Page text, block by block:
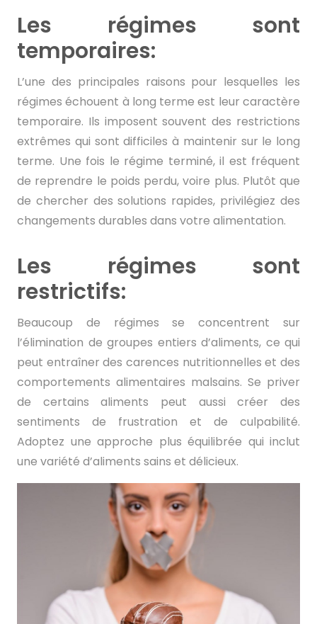
Les régimes sont
temporaires:
L’une des principales raisons pour lesquelles les
régimes échouent à long terme est leur caractère
temporaire. Ils imposent souvent des restrictions
extrêmes qui sont difficiles à maintenir sur le long
terme. Une fois le régime terminé, il est fréquent
de reprendre le poids perdu, voire plus. Plutôt que
de chercher des solutions rapides, privilégiez des
changements durables dans votre alimentation.
Les régimes sont
restrictifs:
Beaucoup de régimes se concentrent sur
l’élimination de groupes entiers d’aliments, ce qui
peut entraîner des carences nutritionnelles et des
comportements alimentaires malsains. Se priver
de certains aliments peut aussi créer des
sentiments de frustration et de culpabilité.
Adoptez une approche plus équilibrée qui inclut
une variété d’aliments sains et délicieux.